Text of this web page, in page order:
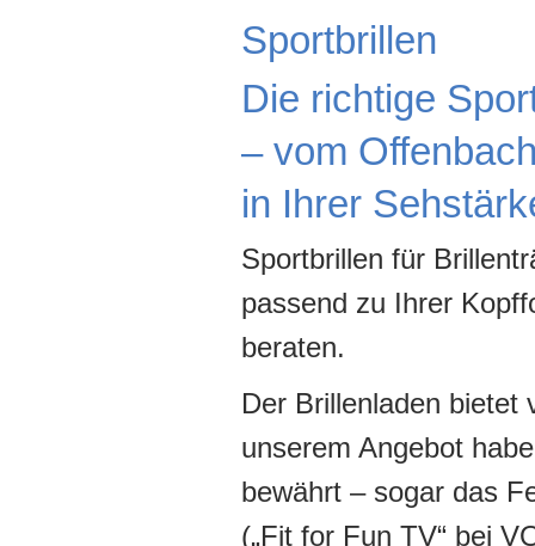
Sportbrillen
Die richtige
– vom
in Ihrer
Sportbrillen für
passend zu Ihrer
beraten.
Der Brillenladen bietet
unserem Angebot
bewährt – sogar das
(„Fit for Fun TV“ bei